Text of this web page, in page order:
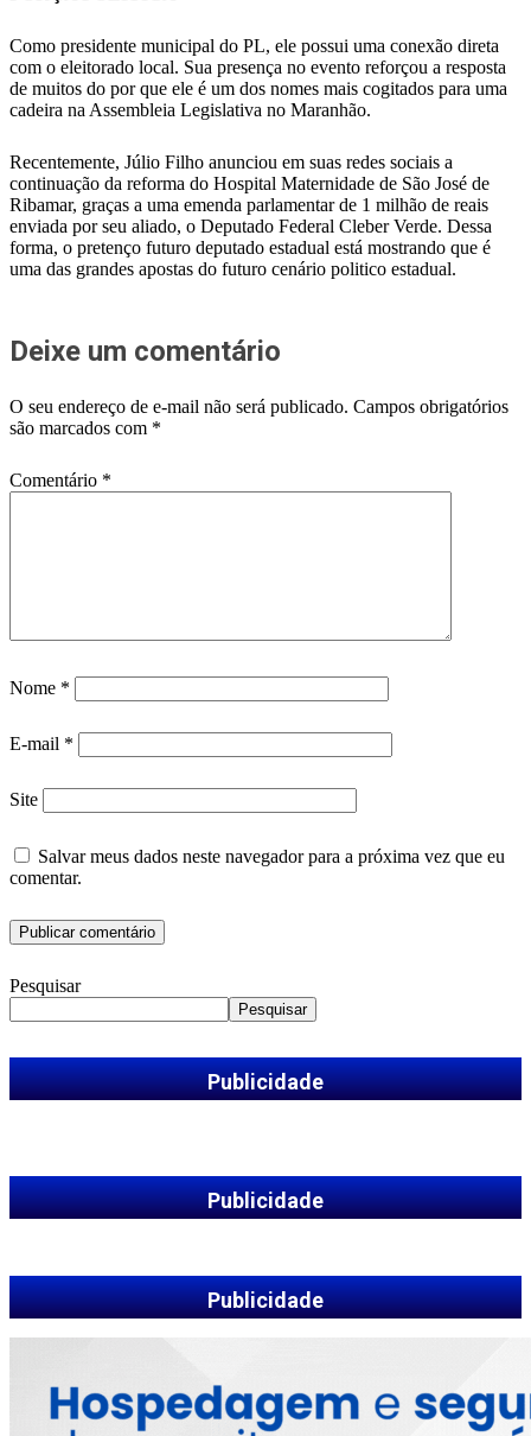
Como presidente municipal do PL, ele possui uma conexão direta
com o eleitorado local. Sua presença no evento reforçou a resposta
de muitos do por que ele é um dos nomes mais cogitados para uma
cadeira na Assembleia Legislativa no Maranhão.
Recentemente, Júlio Filho anunciou em suas redes sociais a
continuação da reforma do Hospital Maternidade de São José de
Ribamar, graças a uma emenda parlamentar de 1 milhão de reais
enviada por seu aliado, o Deputado Federal Cleber Verde. Dessa
forma, o pretenço futuro deputado estadual está mostrando que é
uma das grandes apostas do futuro cenário politico estadual.
Deixe um comentário
O seu endereço de e-mail não será publicado. Campos obrigatórios
são marcados com *
Comentário *
Nome *
E-mail *
Site
Salvar meus dados neste navegador para a próxima vez que eu
comentar.
Pesquisar
Pesquisar
Publicidade
Publicidade
Publicidade